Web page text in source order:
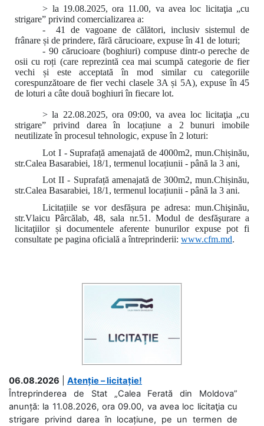
> la 19.08.2025, ora 11.00, va avea loc licitaţia „cu
strigare” privind comercializarea a:
- 41 de vagoane de călători, inclusiv sistemul de
frânare și de prindere, fără cărucioare, expuse în 41 de loturi;
- 90 cărucioare (boghiuri) compuse dintr-o pereche de
osii cu roți (care reprezintă cea mai scumpă categorie de fier
vechi și este acceptată în mod similar cu categoriile
corespunzătoare de fier vechi clasele 3A și 5A), expuse în 45
de loturi a câte două boghiuri în fiecare lot.
> la 22.08.2025, ora 09:00, va avea loc licitaţia „cu
strigare” privind darea în locațiune a 2 bunuri imobile
neutilizate în procesul tehnologic, expuse în 2 loturi:
Lot I - Suprafață amenajată de 4000m2, mun.Chișinău,
str.Calea Basarabiei, 18/1, termenul locațiunii - până la 3 ani,
Lot II - Suprafață amenajată de 300m2, mun.Chișinău,
str.Calea Basarabiei, 18/1, termenul locațiunii - până la 3 ani.
Licitațiile se vor desfășura pe adresa: mun.Chişinău,
str.Vlaicu Pârcălab, 48, sala nr.51. Modul de desfăşurare a
licitaţiilor și documentele aferente bunurilor expuse pot fi
consultate pe pagina oficială a întreprinderii: www.cfm.md.
06.08.2026
Atenție – licitație!
Întreprinderea de Stat „Calea Ferată din Moldova”
anunță: la 11.08.2026, ora 09.00, va avea loc licitaţia cu
strigare privind darea în locațiune, pe un termen de